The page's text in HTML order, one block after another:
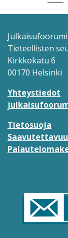
Julkaisufoorumi
Tieteellisten
Kirkkokatu 6
00170 Helsinki
Yhteystiedot
Tietosuoja